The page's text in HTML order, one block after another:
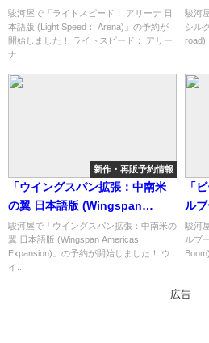
Arena)」の概略と予約購入可能
なショップ紹介！
駿河屋で「ライトスピード： アリーナ 日
本語版 (Light Speed： Arena)」の予約が
開始しました！ ライトスピード： アリー
ナ...
と
介！
駿河
シル
road)
新作・再販予約情報
「ウイングスパン拡張：中南米
の翼 日本語版 (Wingspan
Americas Expansion)」の概略
と予約購入可能なショップ紹
介！
駿河屋で「ウイングスパン拡張：中南米の
翼 日本語版 (Wingspan Americas
Expansion)」の予約が開始しました！ ウ
イ...
「
ル
と
駿河
ルブ
広告